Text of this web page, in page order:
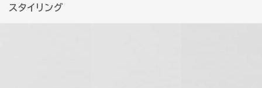
スタイリング